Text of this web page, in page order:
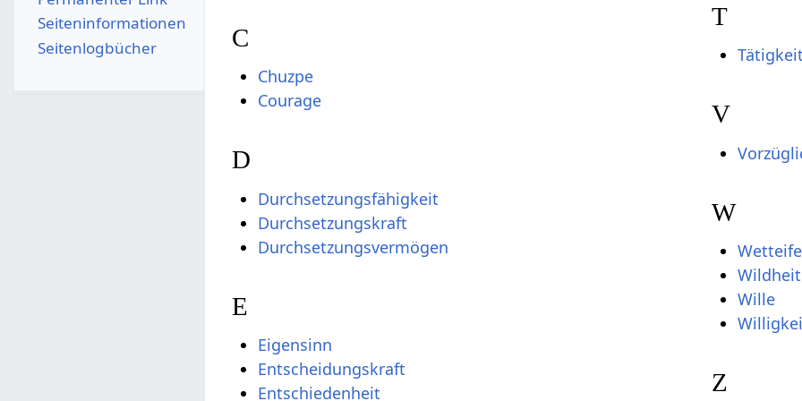
C
Chuzpe
Courage
D
Durchsetzungsfähigkeit
Durchsetzungskraft
Durchsetzungsvermögen
E
Eigensinn
Entscheidungskraft
Entschiedenheit
T
Tätigkeit
V
W
Wildheit
Wille
Z
Seiten­­informationen
Seitenlogbücher